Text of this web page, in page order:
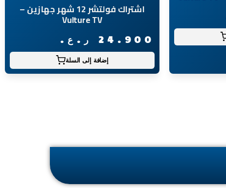
اشتراك فولتشر 12 شهر جهازين –
Vulture TV
24.900 ر.ع.
إضافة إلى السلة